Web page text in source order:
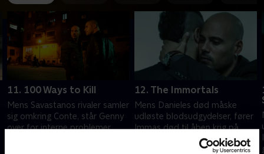
11. 100 Ways to Kill
Mens Savastanos rivaler samler
sig omkring Conte, står Genny
over for interne problemer.
12. The Immortals
Mens Danieles død måske
udløste blodsudgydelser, fører
Immas død til åben krig på